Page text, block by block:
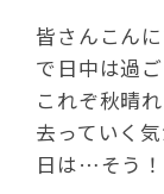
皆さんこん
で日中は過
これぞ秋晴
去っていく
日は…そう